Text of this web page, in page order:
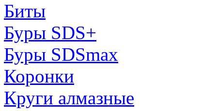
Биты
Буры SDS+
Буры SDSmax
Коронки
Круги алмазные